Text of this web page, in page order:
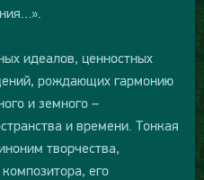
идеалов, ценностных
рождающих гармонию
и земного –
и времени. Тонкая
творчества,
его